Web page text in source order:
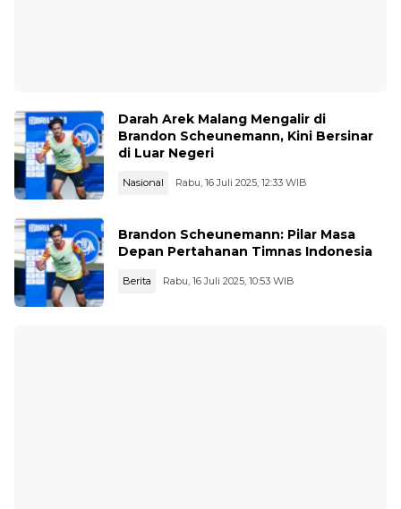
Darah Arek Malang Mengalir di
Brandon Scheunemann, Kini Bersinar
di Luar Negeri
Nasional Rabu, 16 Juli 2025, 12:33 WIB
Brandon Scheunemann: Pilar Masa
Depan Pertahanan Timnas Indonesia
Berita Rabu, 16 Juli 2025, 10:53 WIB